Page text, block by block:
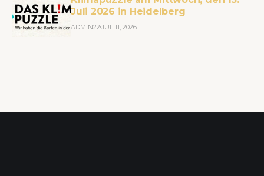
Juli 2026 in Heidelberg
ADMIN22 JUL 11, 2026